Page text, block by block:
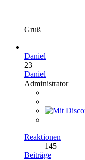
Gruß
Daniel
23
Daniel
Administrator
Reaktionen
145
Beiträge